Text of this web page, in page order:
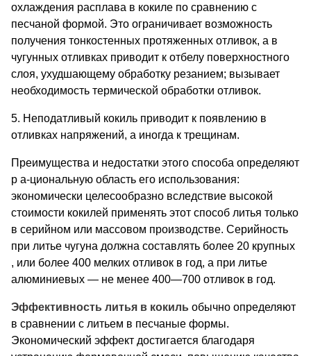
охлаждения расплава в кокиле по сравнению с
песчаной формой. Это ограни­чивает возможность
получения тонкостенных протяженных отли­вок, а в
чугунных отливках приводит к отбелу поверхностного
слоя, ухудшающему обработку резанием; вызывает
необходимость термической обработки отливок.
5. Неподатливый кокиль приводит к появлению в
отливках напряжений, а иногда к трещинам.
Преимущества и недостатки этого способа определяют
р а-циональную область его использования:
экономически целесообразно вследствие высокой
стоимости кокилей применять этот способ литья только
в серийном или массовом производстве. Серийность
при литье чугуна должна составлять более 20 крупных
, или более 400 мелких отливок в год, а при литье
алюминиевых — не менее 400—700 отливок в год.
Эффективность литья в кокиль обычно определяют
в сравне­нии с литьем в песчаные формы.
Экономический эффект достигается благодаря